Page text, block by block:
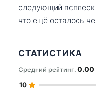
следующий
что ещё осталось
СТАТИСТИКА
Средний рейтинг: 0.00
10